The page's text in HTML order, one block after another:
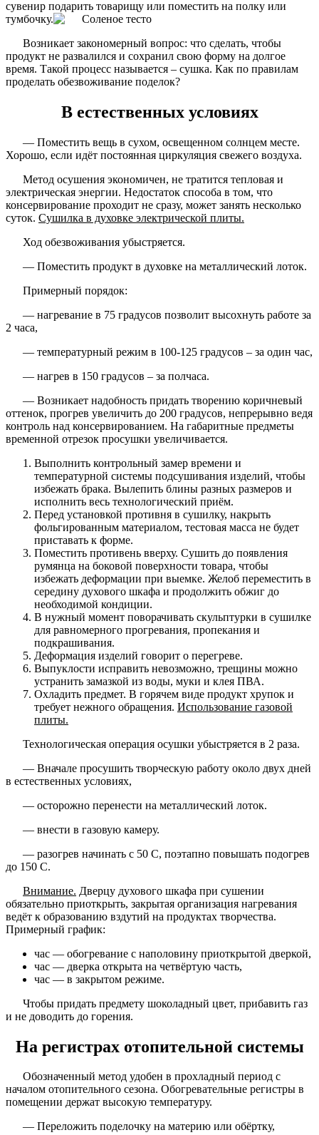
сувенир подарить товарищу или поместить на полку или
тумбочку.
Возникает закономерный вопрос: что сделать, чтобы
продукт не развалился и сохранил свою форму на долгое
время. Такой процесс называется – сушка. Как по правилам
проделать обезвоживание поделок?
В естественных условиях
— Поместить вещь в сухом, освещенном солнцем месте.
Хорошо, если идёт постоянная циркуляция свежего воздуха.
Метод осушения экономичен, не тратится тепловая и
электрическая энергии. Недостаток способа в том, что
консервирование проходит не сразу, может занять несколько
суток. Сушилка в духовке электрической плиты.
Ход обезвоживания убыстряется.
— Поместить продукт в духовке на металлический лоток.
Примерный порядок:
— нагревание в 75 градусов позволит высохнуть работе за
2 часа,
— температурный режим в 100-125 градусов – за один час,
— нагрев в 150 градусов – за полчаса.
— Возникает надобность придать творению коричневый
оттенок, прогрев увеличить до 200 градусов, непрерывно ведя
контроль над консервированием. На габаритные предметы
временной отрезок просушки увеличивается.
Выполнить контрольный замер времени и
температурной системы подсушивания изделий, чтобы
избежать брака. Вылепить блины разных размеров и
исполнить весь технологический приём.
Перед установкой противня в сушилку, накрыть
фольгированным материалом, тестовая масса не будет
приставать к форме.
Поместить противень вверху. Сушить до появления
румянца на боковой поверхности товара, чтобы
избежать деформации при выемке. Желоб переместить в
середину духового шкафа и продолжить обжиг до
необходимой кондиции.
В нужный момент поворачивать скульптурки в сушилке
для равномерного прогревания, пропекания и
подкрашивания.
Деформация изделий говорит о перегреве.
Выпуклости исправить невозможно, трещины можно
устранить замазкой из воды, муки и клея ПВА.
Охладить предмет. В горячем виде продукт хрупок и
требует нежного обращения. Использование газовой
плиты.
Технологическая операция осушки убыстряется в 2 раза.
— Вначале просушить творческую работу около двух дней
в естественных условиях,
— осторожно перенести на металлический лоток.
— внести в газовую камеру.
— разогрев начинать с 50 С, поэтапно повышать подогрев
до 150 С.
Внимание. Дверцу духового шкафа при сушении
обязательно приоткрыть, закрытая организация нагревания
ведёт к образованию вздутий на продуктах творчества.
Примерный график:
час — обогревание с наполовину приоткрытой дверкой,
час — дверка открыта на четвёртую часть,
час — в закрытом режиме.
Чтобы придать предмету шоколадный цвет, прибавить газ
и не доводить до горения.
На регистрах отопительной системы
Обозначенный метод удобен в прохладный период с
началом отопительного сезона. Обогревательные регистры в
помещении держат высокую температуру.
— Переложить поделочку на материю или обёртку,